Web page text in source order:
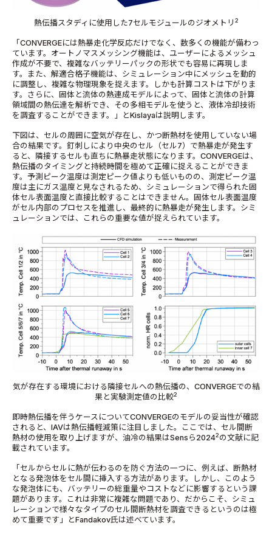
熱伝播スタディに使用した7セルモジュールのジオメトリ 2
「CONVERGEには熱暴走化学反応だけでなく、数多くの機能が備わっ
ています。オートノマスメッシング機能は、ユーザーによるメッシュ
作成が不要で、複雑なバッテリーパックの形状でも容易に再現しま
す。また、解適合格子機能は、シミュレーション中にメッシュを動的
に調整し、複雑な物理現象を捉えます。しかも計算コストは下がりま
す。さらに、固体と流体の熱連成モデルによって、固体と流体の計算
領域間の熱伝達を解析でき、その多相モデルを使うと、液体冷却技術
を調査することができます。」とKislayaは説明します。
下図は、セルの周囲に空気が存在し、かつ断熱材を使用していない場
合の結果です。釘刺しにより中央のセル（セル7）で熱暴走が発生す
ると、隣接するセルも直ちに熱暴走状態になります。CONVERGEは、
熱伝播のタイミングと持続時間を極めて正確に捉えることができま
す。予測ピーク温度は測定ピーク値よりも低いものの、測定ピーク温
度は主にガス温度と見なされるため、シミュレーションで得られた固
体セル表面温度と直接比較することはできません。固体セル表面温度
がセル内部のプロセスを推進し、最終的に熱暴走が発生します。シミ
ュレーションでは、これらの重要な値が捉えられています。
気が存在する環境における隣接セルへの熱伝播の、CONVERGEでの結
果と実験測定値の比較2
即時熱伝播を伴うケースについてCONVERGEのモデルの妥当性が確認
されると、IAVは熱伝播軽減策に注目しました。ここでは、セル間断
熱材の使用を取り上げますが、油冷の結果はSensら20242の文献に記
載されています。
「セルからセルに熱が伝わるのを防ぐ方法の一つに、例えば、断熱材
となる発泡体をセル間に挿入する方法があります。しかし、このよう
な発泡体にも、バッテリーの総重量やコストなどに影響するという課
題があります。これは非常に複雑な問題であり、だからこそ、シミュ
レーションで様々なタイプのセル間断熱材を調査できるというのは極
めて重要です」とFandakov氏は述べています。